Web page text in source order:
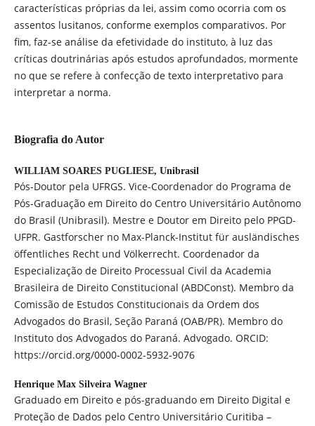
características próprias da lei, assim como ocorria com os
assentos lusitanos, conforme exemplos comparativos. Por
fim, faz-se análise da efetividade do instituto, à luz das
críticas doutrinárias após estudos aprofundados, mormente
no que se refere à confecção de texto interpretativo para
interpretar a norma.
Biografia do Autor
WILLIAM SOARES PUGLIESE, Unibrasil
Pós-Doutor pela UFRGS. Vice-Coordenador do Programa de
Pós-Graduação em Direito do Centro Universitário Autônomo
do Brasil (Unibrasil). Mestre e Doutor em Direito pelo PPGD-
UFPR. Gastforscher no Max-Planck-Institut für ausländisches
öffentliches Recht und Völkerrecht. Coordenador da
Especialização de Direito Processual Civil da Academia
Brasileira de Direito Constitucional (ABDConst). Membro da
Comissão de Estudos Constitucionais da Ordem dos
Advogados do Brasil, Seção Paraná (OAB/PR). Membro do
Instituto dos Advogados do Paraná. Advogado. ORCID:
https://orcid.org/0000-0002-5932-9076
Henrique Max Silveira Wagner
Graduado em Direito e pós-graduando em Direito Digital e
Proteção de Dados pelo Centro Universitário Curitiba –